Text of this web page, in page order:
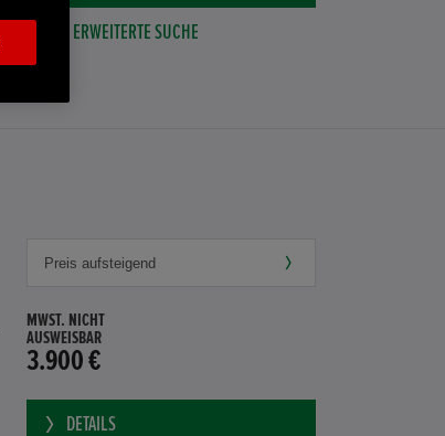
ERWEITERTE SUCHE
MWST. NICHT
AUSWEISBAR
3.900 €
DETAILS